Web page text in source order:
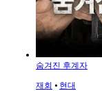
숨겨진 후계자
재회 ⦁ 현대